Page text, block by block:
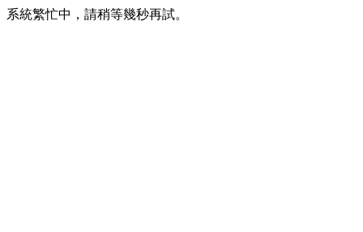
系統繁忙中，請稍等幾秒再試。